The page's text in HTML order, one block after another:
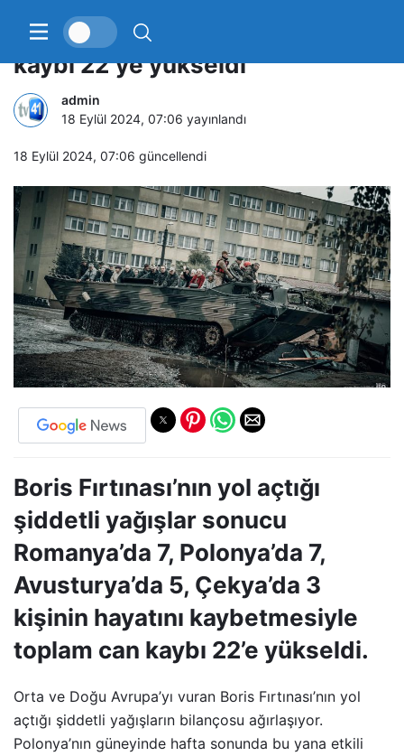
Avrupa’yı vuran fırtınada can
kaybı 22’ye yükseldi
admin
18 Eylül 2024, 07:06 yayınlandı
18 Eylül 2024, 07:06 güncellendi
Boris Fırtınası’nın yol açtığı
şiddetli yağışlar sonucu
Romanya’da 7, Polonya’da 7,
Avusturya’da 5, Çekya’da 3
kişinin hayatını kaybetmesiyle
toplam can kaybı 22’e yükseldi.
Orta ve Doğu Avrupa’yı vuran Boris Fırtınası’nın yol
açtığı şiddetli yağışların bilançosu ağırlaşıyor.
Polonya’nın güneyinde hafta sonunda bu yana etkili